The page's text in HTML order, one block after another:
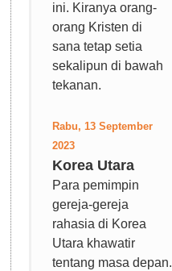
ini. Kiranya orang-
orang Kristen di
sana tetap setia
sekalipun di bawah
tekanan.
Rabu, 13 September
2023
Korea Utara
Para pemimpin
gereja-gereja
rahasia di Korea
Utara khawatir
tentang masa depan.